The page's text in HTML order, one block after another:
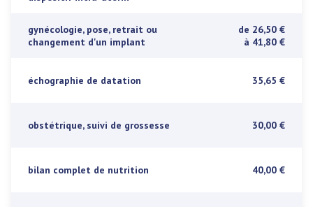
gynécologie, pose, retrait ou
changement d'un implant
de 26,50 €
à 41,80 €
échographie de datation 35,65 €
obstétrique, suivi de grossesse 30,00 €
bilan complet de nutrition 40,00 €